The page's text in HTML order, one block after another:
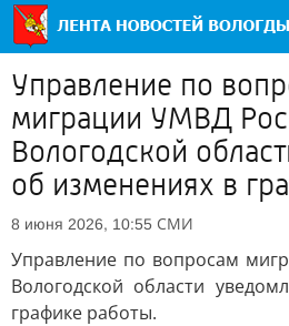
Управление по
миграции УМВД
Вологодской
об изменениях в
8 июня 2026, 10:55 СМИ
Управление по вопросам
Вологодской области
графике работы.